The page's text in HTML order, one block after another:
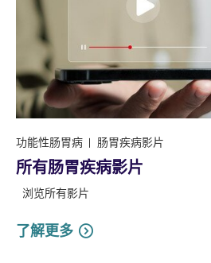
功能性肠胃病 肠胃疾病影片
所有肠胃疾病影片
浏览所有影片
了解更多